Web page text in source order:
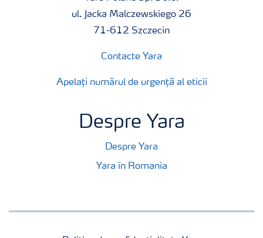
ul. Jacka Malczewskiego 26
71-612 Szczecin
Contacte Yara
Apelați numărul de urgență al eticii
Despre Yara
Despre Yara
Yara în Romania